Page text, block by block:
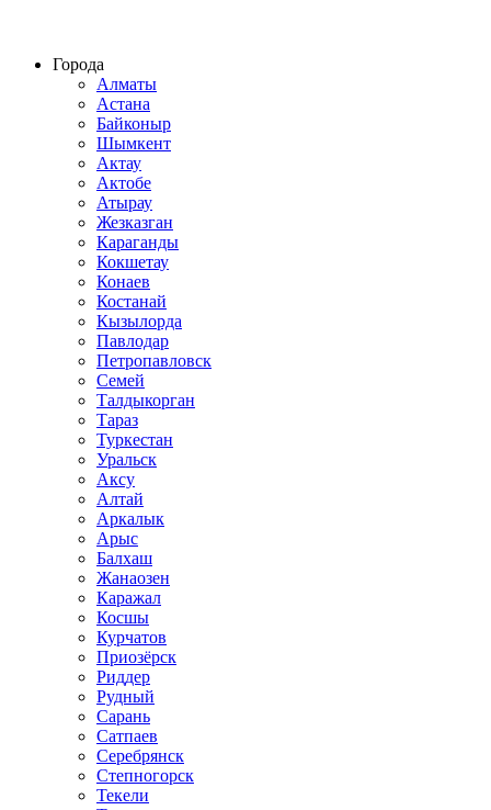
Города
Алматы
Астана
Байконыр
Шымкент
Актау
Актобе
Атырау
Жезказган
Караганды
Кокшетау
Конаев
Костанай
Кызылорда
Павлодар
Петропавловск
Семей
Талдыкорган
Тараз
Туркестан
Уральск
Аксу
Алтай
Аркалык
Арыс
Балхаш
Жанаозен
Каражал
Косшы
Курчатов
Приозёрск
Риддер
Рудный
Сарань
Сатпаев
Серебрянск
Степногорск
Текели